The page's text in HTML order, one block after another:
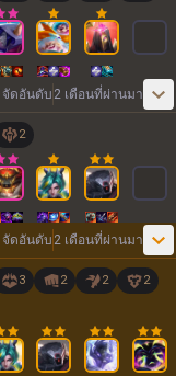
จัดอันดับ 2 เดือนที่ผ่านมา
2
จัดอันดับ 2 เดือนที่ผ่านมา
3 2 2
2